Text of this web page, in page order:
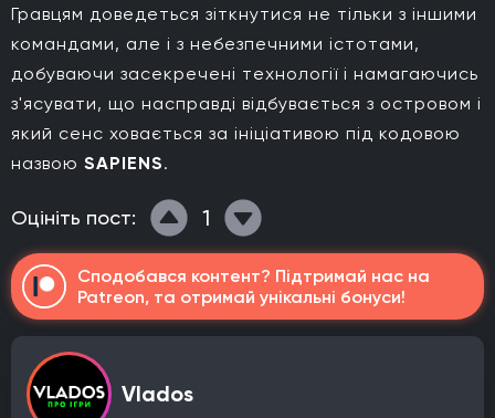
Гравцям доведеться зіткнутися не тільки з іншими
командами, але і з небезпечними істотами,
добуваючи засекречені технології і намагаючись
з'ясувати, що насправді відбувається з островом і
який сенс ховається за ініціативою під кодовою
назвою SAPIENS.
Оцініть пост: 1
Сподобався контент? Підтримай нас на
Patreon, та отримай унікальні бонуси!
Vlados